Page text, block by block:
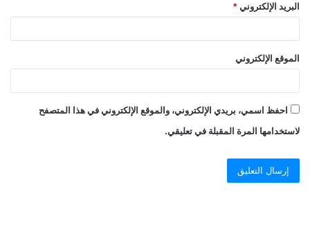
البريد الإلكتروني *
الموقع الإلكتروني
احفظ اسمي، بريدي الإلكتروني، والموقع الإلكتروني في هذا المتصفح
لاستخدامها المرة المقبلة في تعليقي.